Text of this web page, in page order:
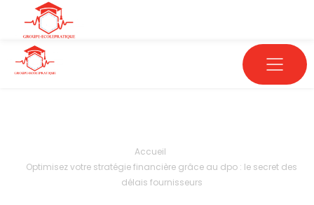
Accueil
Optimisez votre stratégie financière grâce au dpo : le secret des
délais fournisseurs